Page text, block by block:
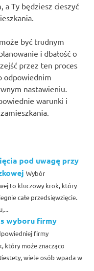
a Ty będziesz cieszyć
być trudnym
i dbałość o
przez ten proces
odpowiednim
nastawieniu.
warunki i
pod uwagę przy
Wybór
to kluczowy krok, który
całe przedsięwzięcie.
wyboru firmy
firmy
który może znacząco
wiele osób wpada w